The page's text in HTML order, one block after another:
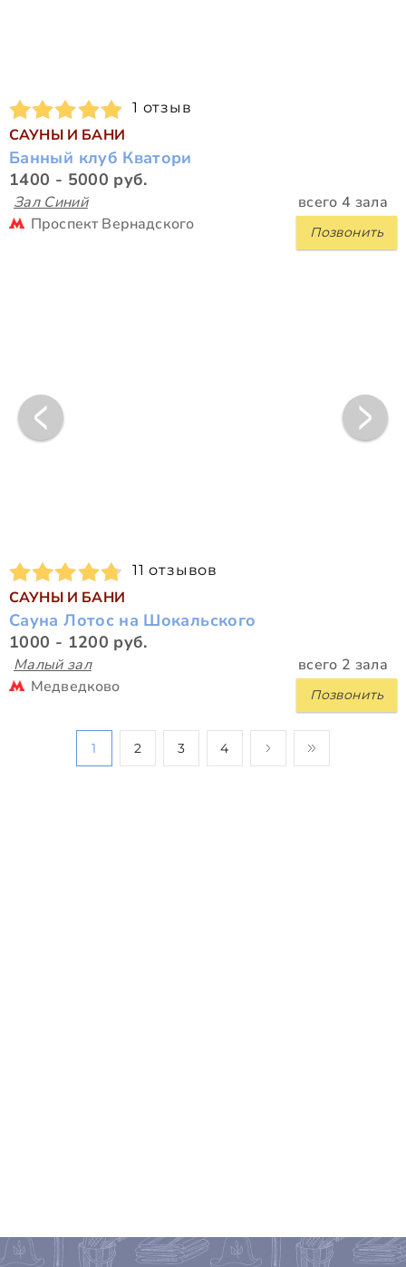
1 отзыв
САУНЫ И БАНИ
Банный клуб Кватори
1400 - 5000 руб.
Зал Синий всего 4 зала
Позвонить
Проспект Вернадского
11 отзывов
САУНЫ И БАНИ
Сауна Лотос на Шокальского
1000 - 1200 руб.
Малый зал всего 2 зала
Позвонить
Медведково
1 2 3 4